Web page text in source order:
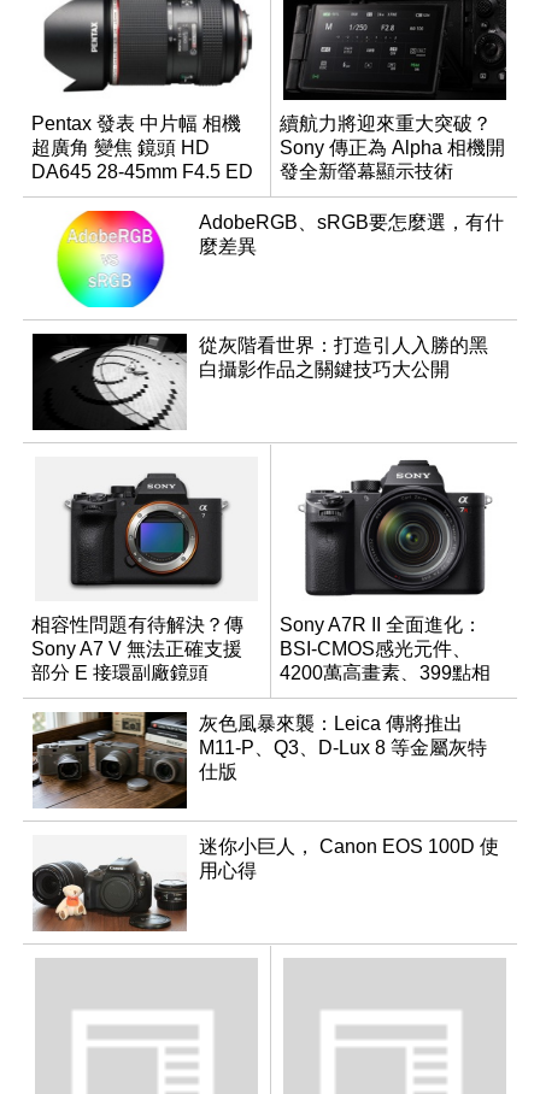
Pentax 發表 中片幅 相機
超廣角 變焦 鏡頭 HD
DA645 28-45mm F4.5 ED
AW SR
續航力將迎來重大突破？
Sony 傳正為 Alpha 相機開
發全新螢幕顯示技術
AdobeRGB、sRGB要怎麼選，有什
麼差異
從灰階看世界：打造引人入勝的黑
白攝影作品之關鍵技巧大公開
相容性問題有待解決？傳
Sony A7 V 無法正確支援
部分 E 接環副廠鏡頭
Sony A7R II 全面進化：
BSI-CMOS感光元件、
4200萬高畫素、399點相
位對焦、內建4K錄影
灰色風暴來襲：Leica 傳將推出
M11-P、Q3、D-Lux 8 等金屬灰特
仕版
迷你小巨人， Canon EOS 100D 使
用心得